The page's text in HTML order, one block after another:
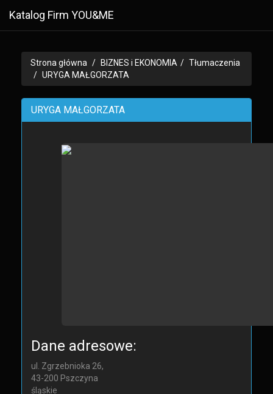
Katalog Firm YOU&ME
Strona główna BIZNES i EKONOMIA
Tłumaczenia
URYGA MAŁGORZATA
URYGA MAŁGORZATA
Dane adresowe:
ul. Zgrzebnioka 26,
43-200 Pszczyna
śląskie